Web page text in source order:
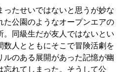
ったせいではないと思うが妙な
た公園のようなオープンエアの
。同級生だが友人ではないとい
数人とともにそこで冒険活劇を
ルのある展開があった記憶が幽
忘れてしまった。そうして公